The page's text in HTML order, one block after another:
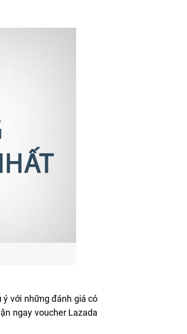
với những đánh giá có
ngay voucher Lazada